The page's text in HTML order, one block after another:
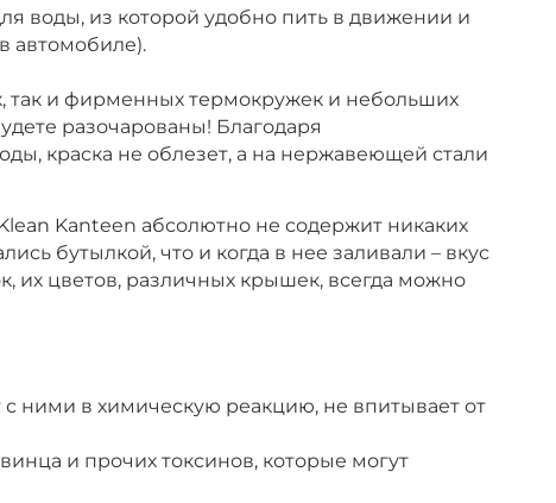
воды, из которой удобно пить в движении и
автомобиле).
так и фирменных термокружек и небольших
разочарованы! Благодаря
краска не облезет, а на нержавеющей стали
Kanteen абсолютно не содержит никаких
бутылкой, что и когда в нее заливали – вкус
их цветов, различных крышек, всегда можно
с ними в химическую реакцию, не впитывает от
и прочих токсинов, которые могут